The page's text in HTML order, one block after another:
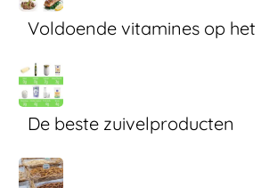
Voldoende vitamines op het
De beste zuivelproducten